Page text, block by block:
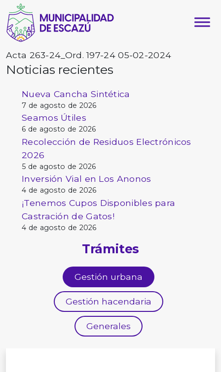
Acta 263-24_Ord. 197-24 05-02-2024
Noticias recientes
Nueva Cancha Sintética
7 de agosto de 2026
Seamos Útiles
6 de agosto de 2026
Recolección de Residuos Electrónicos
2026
5 de agosto de 2026
Inversión Vial en Los Anonos
4 de agosto de 2026
¡Tenemos Cupos Disponibles para
Castración de Gatos!
4 de agosto de 2026
Trámites
Gestión urbana
Gestión hacendaria
Generales